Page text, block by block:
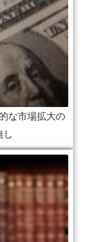
な市場拡大の
し